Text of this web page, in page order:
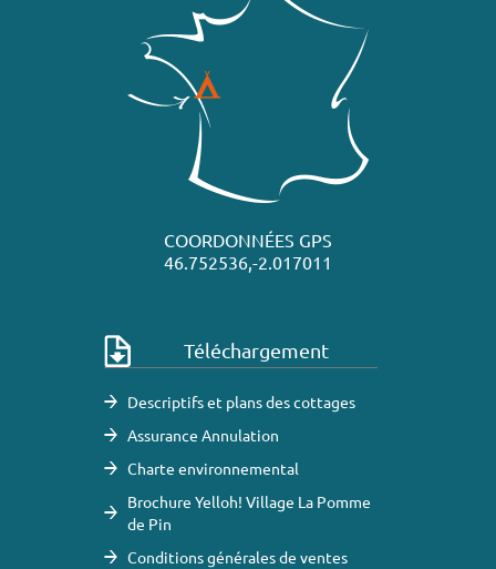
COORDONNÉES GPS
46.752536,-2.017011
Téléchargement
Descriptifs et plans des cottages
Assurance Annulation
Charte environnemental
Brochure Yelloh! Village La Pomme
de Pin
Conditions générales de ventes